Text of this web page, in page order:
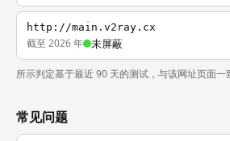
http://main.v2ray.cx
截至 2026 年 未屏蔽
所示判定基于最近 90 天的测试，与该网址页面一
常见问题